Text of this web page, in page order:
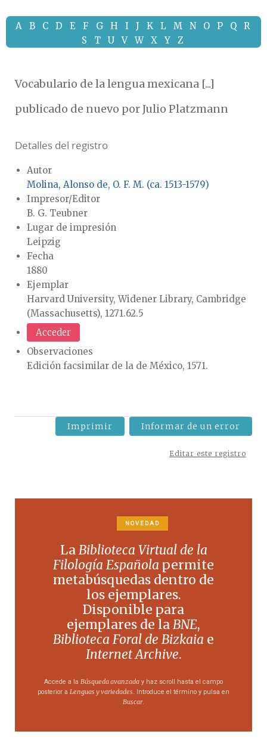
A B C D E F G H I J K L M N O P Q
R
S
T U V W X Y Z
Vocabulario de la lengua mexicana [...]
publicado de nuevo por Julio Platzmann
Detalles del registro
Autor
Molina, Alonso de, O. F. M. (ca. 1513-1579)
Impresor/Editor
B. G. Teubner
Lugar de impresión
Leipzig
Fecha
1880
Ejemplar
Harvard University, Widener Library, Cambridge
(Massachusetts), 1271.62.5
Acceder
Observaciones
Edición facsimilar de la de México, 1571.
Imprimir Informar de un error
Editar este registro
NOVEDAD
LaBiblioteca Virtual de la
Filología Española permite
metabúsquedas dentro de
los ejemplares.
Disponible para
ejemplares de laBNE,
Biblioteca Foral de Bizkaia e
Internet Archive.
Accede a la Búsqueda avanzada y haz scroll hasta el campo
posterior a Lenguas y variedades . Introduce el término y pulsa en
Buscar.